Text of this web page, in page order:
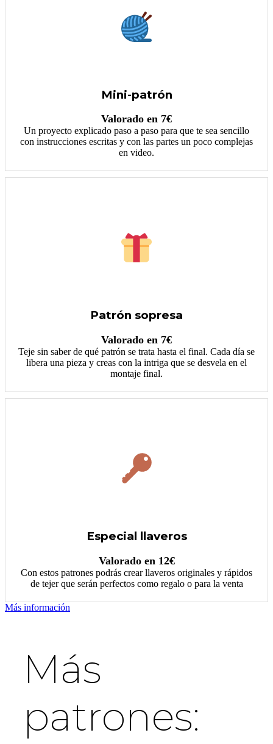
Mini-patrón
Valorado en 7€
Un proyecto explicado paso a paso para que te sea sencillo
con instrucciones escritas y con las partes un poco complejas
en video.
Patrón sopresa
Valorado en 7€
Teje sin saber de qué patrón se trata hasta el final. Cada día se
libera una pieza y creas con la intriga que se desvela en el
montaje final.
Especial llaveros
Valorado en 12€
Con estos patrones podrás crear llaveros originales y rápidos
de tejer que serán perfectos como regalo o para la venta
Más información
Más
patrones: